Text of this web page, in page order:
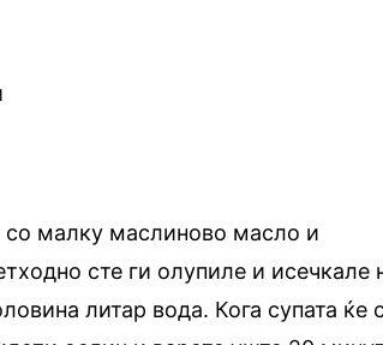
со малку маслиново масло и
сте ги олупиле и исечкале
литар вода. Кога супата ќе